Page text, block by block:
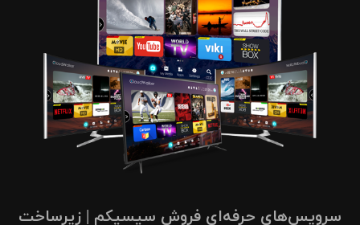
سرویس‌های حرفه‌ای فروش سیسیکم | زیرساخت